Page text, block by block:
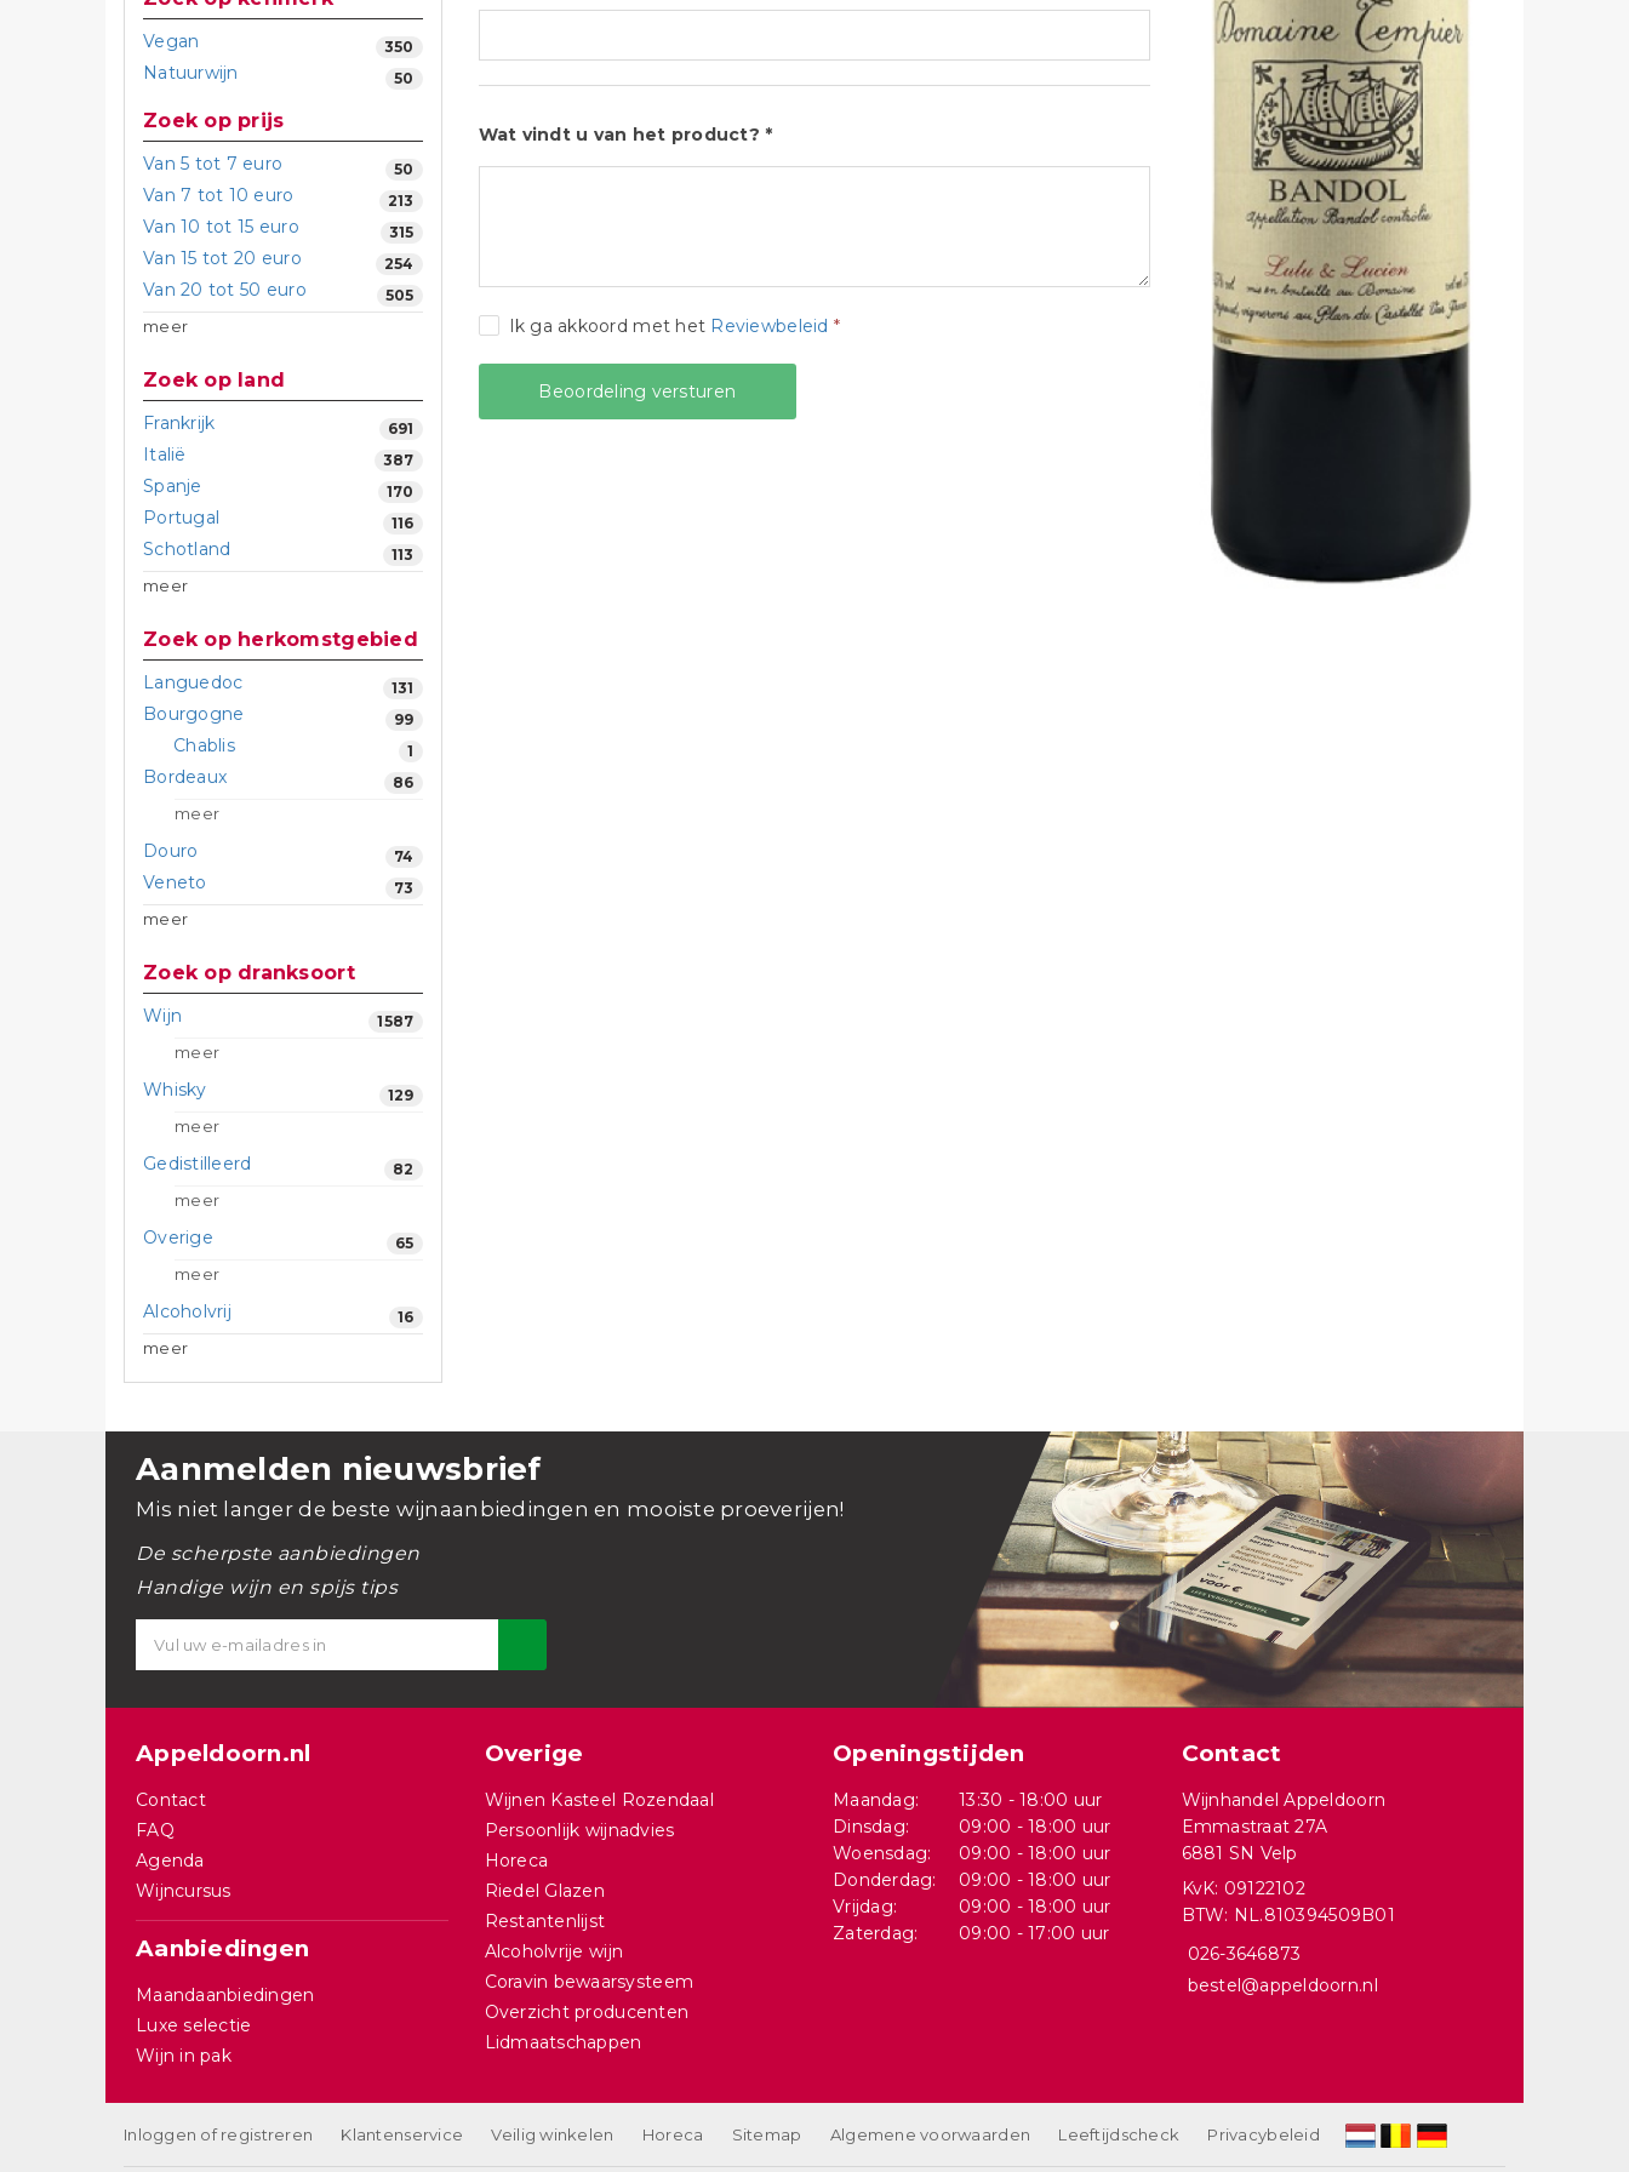
Vegan 350
Natuurwijn 50
Zoek op prijs
Van 5 tot 7 euro 50
Van 7 tot 10 euro 213
Van 10 tot 15 euro 315
Van 15 tot 20 euro 254
Van 20 tot 50 euro 505
meer
Zoek op land
Frankrijk 691
Italië 387
Spanje 170
Portugal 116
Schotland 113
meer
Zoek op herkomstgebied
Languedoc 131
Bourgogne 99
Chablis 1
Bordeaux 86
meer
Douro 74
Veneto 73
meer
Zoek op dranksoort
Wijn 1587
meer
Whisky 129
meer
Gedistilleerd 82
meer
Overige 65
meer
Alcoholvrij 16
meer
Wat vindt u van het product? *
Ik ga akkoord met het Reviewbeleid *
Aanmelden nieuwsbrief
Mis niet langer de beste wijnaanbiedingen en mooiste proeverijen!
De scherpste aanbiedingen
Handige wijn en spijs tips
Appeldoorn.nl
Contact
FAQ
Agenda
Wijncursus
Aanbiedingen
Maandaanbiedingen
Luxe selectie
Wijn in pak
Overige
Wijnen Kasteel Rozendaal
Persoonlijk wijnadvies
Horeca
Riedel Glazen
Restantenlijst
Alcoholvrije wijn
Coravin bewaarsysteem
Overzicht producenten
Lidmaatschappen
Openingstijden
Maandag:
13:30 - 18:00 uur
Dinsdag:
09:00 - 18:00 uur
Woensdag:
09:00 - 18:00 uur
Donderdag:
09:00 - 18:00 uur
Vrijdag:
09:00 - 18:00 uur
Zaterdag:
09:00 - 17:00 uur
Contact
Wijnhandel Appeldoorn
Emmastraat 27A
6881 SN Velp
KvK: 09122102
BTW: NL.810394509B01
026-3646873
bestel@appeldoorn.nl
Inloggen of registreren Klantenservice Veilig winkelen Horeca Sitemap Algemene voorwaarden Leeftijdscheck Privacybeleid